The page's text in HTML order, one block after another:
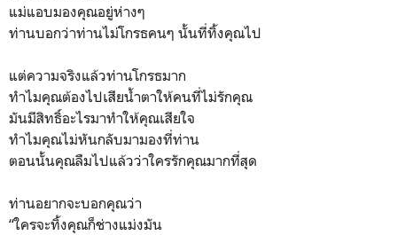
แม่แอบมองคุณอยู่ห่างๆ
ท่านบอกว่าท่านไม่โกรธคนๆ นั้นที่ทิ้งคุณไป
แต่ความจริงแล้วท่านโกรธมาก
ทำไมคุณต้องไปเสียน้ำตาให้คนที่ไม่รักคุณ
มันมีสิทธิ์อะไรมาทำให้คุณเสียใจ
ทำไมคุณไม่หันกลับมามองที่ท่าน
ตอนนั้นคุณลืมไปแล้วว่าใครรักคุณมากที่สุด
ท่านอยากจะบอกคุณว่า
“ใครจะทิ้งคุณก็ช่างแม่งมัน